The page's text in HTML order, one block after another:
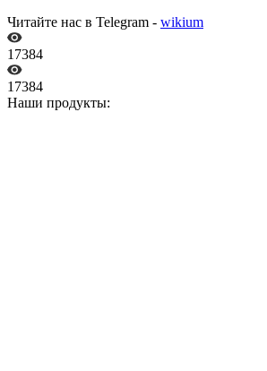
Читайте нас в Telegram - wikium
17384
17384
Наши продукты: